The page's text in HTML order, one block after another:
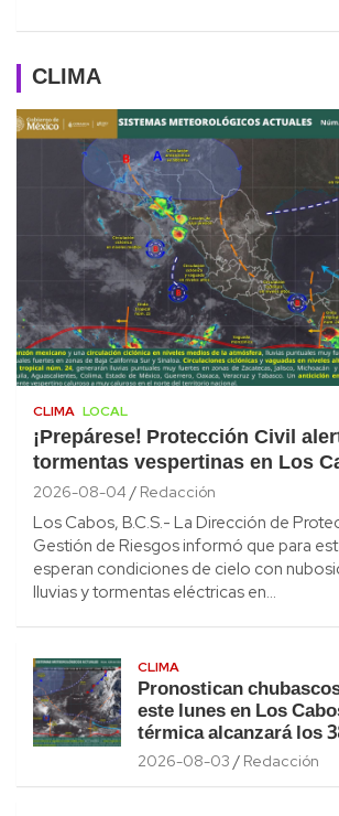
CLIMA
CLIMA LOCAL
¡Prepárese! Protección Civil
tormentas vespertinas en Los
2026-08-04 Redacción
Los Cabos, B.C.S.- La Dirección de
Gestión de Riesgos informó que para
esperan condiciones de cielo con
lluvias y tormentas eléctricas en…
CLIMA
Pronostican
este lunes en Los
térmica alcanzará los
2026-08-03 Redacción